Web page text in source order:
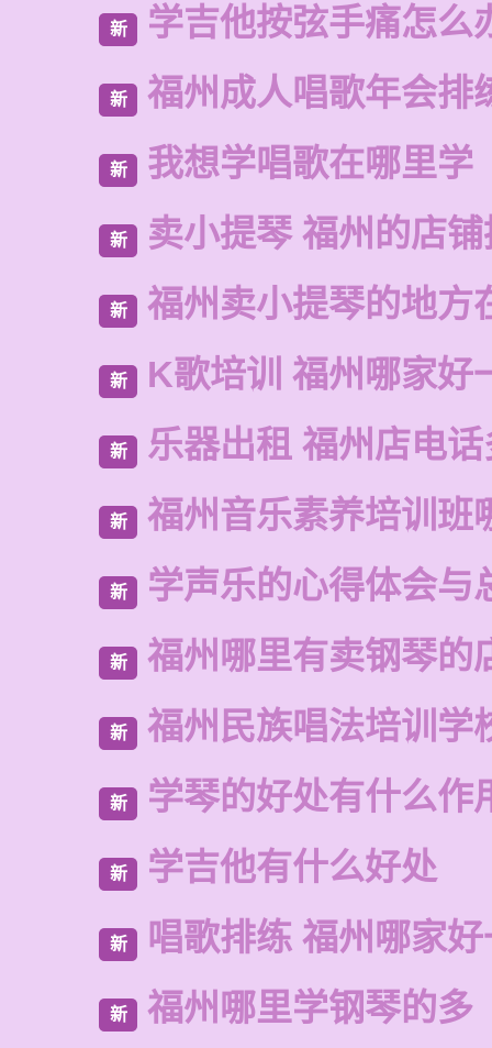
新 学吉他按弦手痛怎么
新 福州成人唱歌年会排
新 我想学唱歌在哪里学
新 卖小提琴 福州的店
新 福州卖小提琴的地方
新 K歌培训 福州哪家好
新 乐器出租 福州店电
新 福州音乐素养培训班
新 学声乐的心得体会与
新 福州哪里有卖钢琴的
新 福州民族唱法培训学
新 学琴的好处有什么作
新 学吉他有什么好处
新 唱歌排练 福州哪家
新 福州哪里学钢琴的多